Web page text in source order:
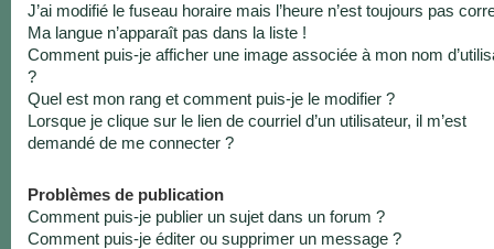
J’ai modifié le fuseau horaire mais l’heure n’est toujours pas
Ma langue n’apparaît pas dans la liste !
Comment puis-je afficher une image associée à mon nom
?
Quel est mon rang et comment puis-je le modifier ?
Lorsque je clique sur le lien de courriel d’un utilisateur, il m’est
demandé de me connecter ?
Problèmes de publication
Comment puis-je publier un sujet dans un forum ?
Comment puis-je éditer ou supprimer un message ?